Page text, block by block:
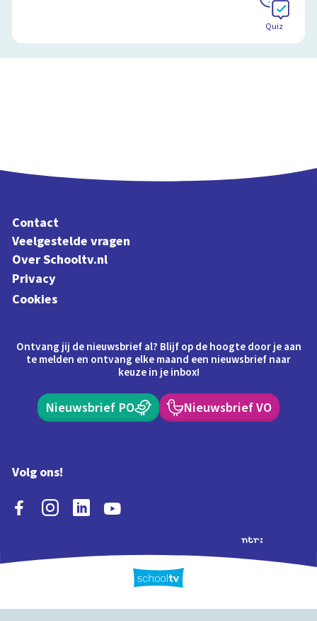
Quiz
Contact
Veelgestelde vragen
Over Schooltv.nl
Privacy
Cookies
Ontvang jij de nieuwsbrief al? Blijf op de hoogte door je aan
te melden en ontvang elke maand een nieuwsbrief naar
keuze in je inbox!
Nieuwsbrief PO Nieuwsbrief VO
Volg ons!